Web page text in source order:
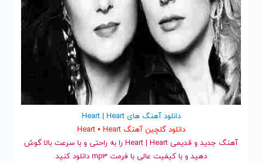
دانلود آهنگ های Heart | Heart
دانلود گلچین آهنگ Heart • Heart
آهنگ جدید
و قدیمی Heart | Heart را به راحتی و با سرعت بالا گوش
دهید و با کیفیت عالی با فرمت mp3 دانلود کنید